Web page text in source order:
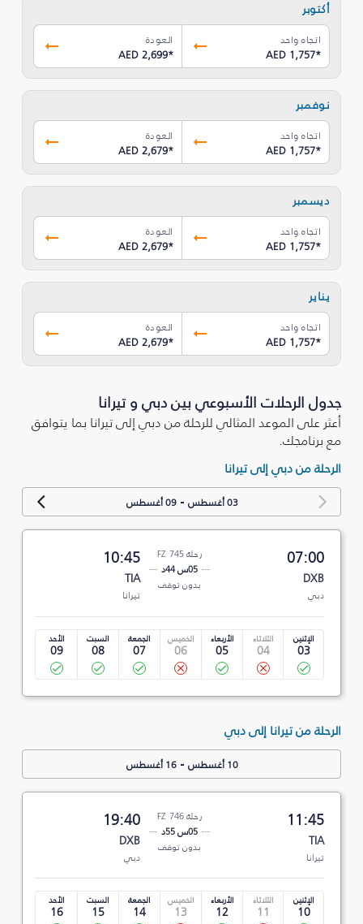
أكتوبر
اتجاه واحد
AED 1,757*
العودة
AED 2,699*
نوفمبر
اتجاه واحد
AED 1,757*
العودة
AED 2,679*
ديسمبر
اتجاه واحد
AED 1,757*
العودة
AED 2,679*
يناير
اتجاه واحد
AED 1,757*
العودة
AED 2,679*
جدول الرحلات الأسبوعي بين دبي و تيرانا
أعثر على الموعد المثالي للرحلة من دبي إلى تيرانا بما يتوافق
مع برنامجك.
الرحلة من دبي إلى تيرانا
03 أغسطس -09 أغسطس
07:00
DXB
دبي
رحلة FZ 745
05س 44د
بدون توقف
10:45
TIA
تيرانا
الإثنين
03
الثلاثاء
04
الأربعاء
05
الخميس
06
الجمعة
07
السبت
08
الأحد
09
الرحلة من تيرانا إلى دبي
10 أغسطس -16 أغسطس
11:45
TIA
تيرانا
رحلة FZ 746
05س 55د
بدون توقف
19:40
DXB
دبي
الإثنين
10
الثلاثاء
11
الأربعاء
12
الخميس
13
الجمعة
14
السبت
15
الأحد
16